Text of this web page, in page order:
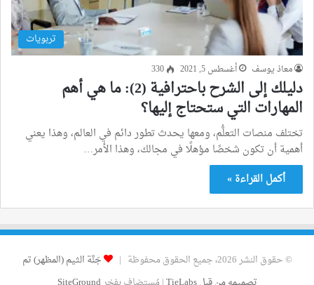
تربويات
معاذ يوسف أغسطس 5, 2021 330
دليلك إلى الشرح باحترافية (2): ما هي أهم
المهارات التي ستحتاج إليها؟
تختلف منصات التعلُّم، ومعها يحدث تطور دائم في العالم، وهذا يعني
أهمية أن تكون شخصًا مؤهلًا في مجالك، وهذا الأمر…
أكمل القراءة »
© حقوق النشر 2026، جميع الحقوق محفوظة |
جَنَّة الثيم (المظهر) تم